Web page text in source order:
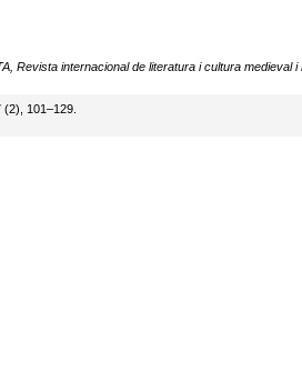
Revista internacional de literatura i cultura medieval i
(2), 101–129.